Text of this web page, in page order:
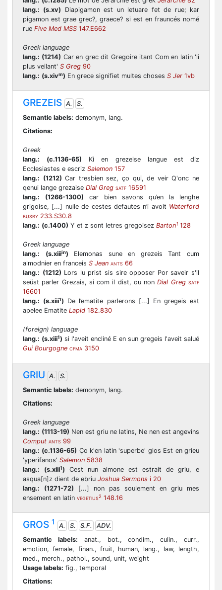
lang.: (s.xv) Diapigamon est un letuare fet de rue; kar
pigamon est grae grec?, graece? si est en frauncés nomé
rue Five Med MSS 147.E662
Greek language
lang.: (1214) Car en grec dit Gregoire itant Com en latin 'li
plus veilant' S Greg 90
lang.: (s.xivm) En grece signifiet multes choses S Jer 1vb
GREZEIS A.
S.
Semantic labels: demonym, lang.
Citations:
Greek
lang.:
(c.1136-65) Ki en grezeise langue est diz
Ecclesiastes e escriz Salemon 157
lang.: (1212) Car tresbien sez, ço qui, de veir Q'onc ne
qenui lange grezaise Dial Greg SATF 16591
lang.:
(1266-1300) car bien savons qu’en la lenghe
grigoise, [...] nulle de cestes defautes n’i avoit Waterford
BUSBY 233.S30.8
lang.: (c.1400) Y et z sont letres gregoisez Barton1 128
Greek language
lang.:
(s.xiiiin) Elemonas sune en grezeis Tant cum
almodnier en franceis S Jean ANTS 66
lang.: (1212) Lors lu prist sis sire opposer Por saveir s'il
seüst parler Grezais, si com il dist, ou nonDial Greg SATF
16601
lang.: (s.xiii1) De l’ematite parlerons [...] En gregeis est
apelee Ematite Lapid 182.830
(foreign) language
lang.: (s.xiii1) si l'aveit encliné E en sun gregeis l'aveit salué
Gui Bourgogne CFMA 3150
GRIU A.
S.
Semantic labels: demonym, lang.
Citations:
Greek language
lang.: (1113-19) Nen est griu ne latins, Ne nen est angevins
Comput ANTS 99
lang.: (c.1136-65) Ço k'en latin 'superbe' glos Est en grieu
'yperifanos' Salemon 5838
lang.:
(s.xiii1) Cest nun almone est estrait de griu, e
asqua[n]z dient de ebriu Joshua Sermons i 20
lang.:
(1271-72) [...] non pas soulement en griu mes
ensement en latin VEGETIUS2 148.16
GROS 1 A. S. S.F.
ADV.
Semantic labels: anat., bot., condim., culin., curr.,
emotion, female, finan., fruit, human, lang., law, length,
med., merch., pathol., sound, unit, weight
Usage labels: fig., temporal
Citations: